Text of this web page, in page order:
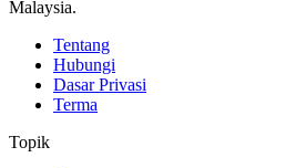
Malaysia.
Tentang
Hubungi
Dasar Privasi
Terma
Topik